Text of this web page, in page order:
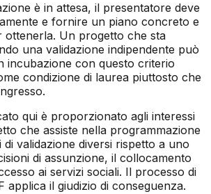
è in attesa, il presentatore deve
e fornire un piano concreto e
ottenerla. Un progetto che sta
una validazione indipendente può
incubazione con questo criterio
condizione di laurea piuttosto che
qui è proporzionato agli interessi
che assiste nella programmazione
validazione diversi rispetto a uno
di assunzione, il collocamento
ai servizi sociali. Il processo di
applica il giudizio di conseguenza.